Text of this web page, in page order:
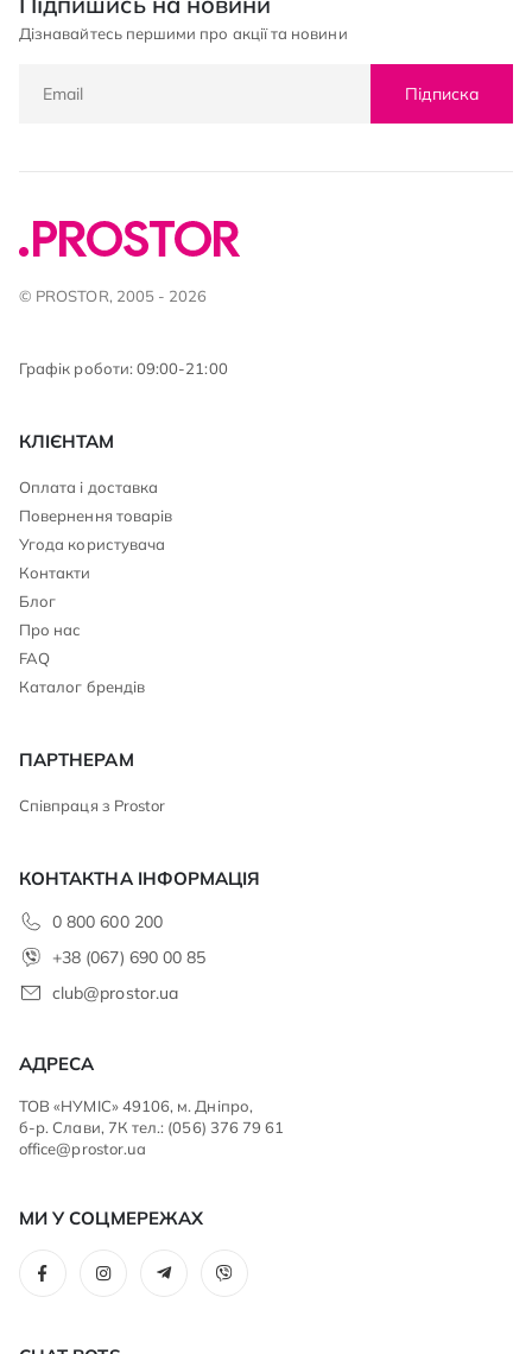
Дізнавайтесь першими про акції та новини
Підписка
© PROSTOR, 2005 - 2026
Графік роботи: 09:00-21:00
КЛІЄНТАМ
Оплата і доставка
Повернення товарів
Угода користувача
Контакти
Блог
Про нас
FAQ
Каталог брендів
ПАРТНЕРАМ
Співпраця з Prostor
КОНТАКТНА ІНФОРМАЦІЯ
0 800 600 200
+38 (067) 690 00 85
club@prostor.ua
АДРЕСА
ТОВ «НУМІС» 49106, м. Дніпро,
б-р. Слави, 7К тел.: (056) 376 79 61
office@prostor.ua
МИ У СОЦМЕРЕЖАХ